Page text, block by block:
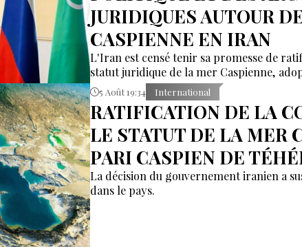
JURIDIQUES AUTOUR
CASPIENNE EN IRAN
L'Iran est censé tenir sa promesse de
statut juridique de la mer Caspienne,
5 Août 19:34 International
RATIFICATION DE LA
LE STATUT DE LA MER
PARI CASPIEN DE
La décision du gouvernement iranien a
dans le pays.